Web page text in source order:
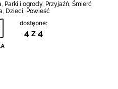
Parki i ogrody, Przyjaźń, Śmierć
Dzieci, Powieść
dostępne:
4 z 4